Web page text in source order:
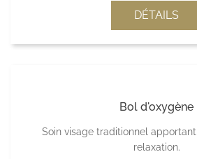
DÉTAILS
Bol d'oxygène
Soin visage traditionnel
relaxation.